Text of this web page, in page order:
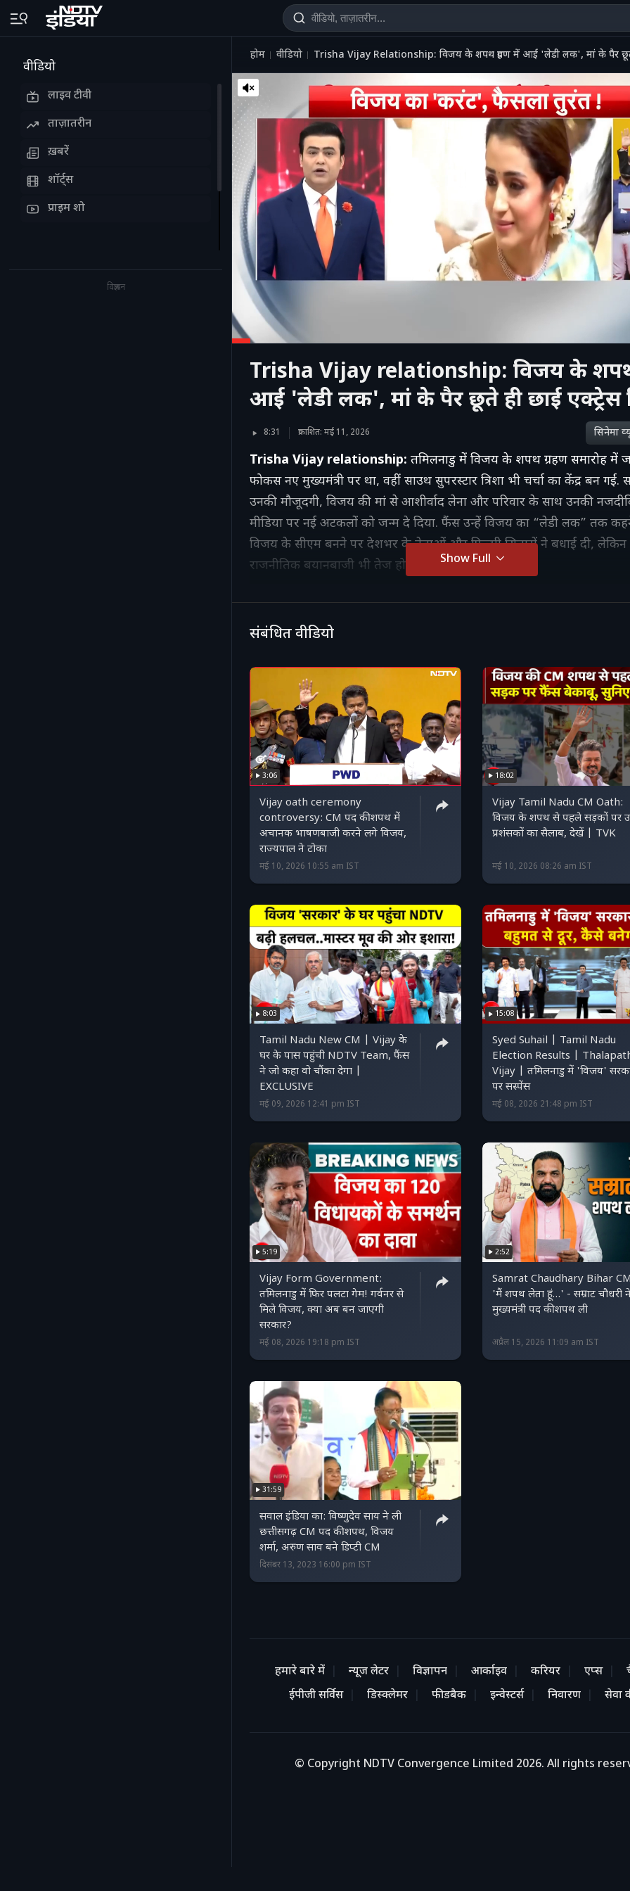
वीडियो
लाइव टीवी
ताज़ातरीन
ख़बरें
शॉर्ट्स
प्राइम शो
विज्ञापन
होम वीडियो Trisha Vijay Relationship: विजय के शपथ ग्रहण में आई 'लेडी लक', मां के पैर छूते
Trisha Vijay relationship: विजय के शपथ
आई 'लेडी लक', मां के पैर छूते ही छाई एक्ट्रेस
8:31 प्रकाशित: मई 11, 2026 सिनेमा
Trisha Vijay relationship: तमिलनाडु में विजय के शपथ ग्रहण समारोह में
फोकस नए मुख्यमंत्री पर था, वहीं साउथ सुपरस्टार त्रिशा भी चर्चा का केंद्र बन गईं.
उनकी मौजूदगी, विजय की मां से आशीर्वाद लेना और परिवार के साथ उनकी
मीडिया पर नई अटकलों को जन्म दे दिया. फैंस उन्हें विजय का “लेडी लक” तक
विजय के सीएम बनने पर देशभर के नेताओं और फिल्मी सितारों ने बधाई दी, लेकिन
राजनीतिक बयानबाजी भी तेज हो गई.
Show Full
संबंधित वीडियो
3:06
Vijay oath ceremony
controversy: CM पद की शपथ में
अचानक भाषणबाजी करने लगे विजय,
राज्यपाल ने टोका
मई 10, 2026 10:55 am IST
18:02
Vijay Tamil Nadu CM Oath:
विजय के शपथ से पहले सड़कों पर
प्रशंसकों का सैलाब, देखें | TVK
मई 10, 2026 08:26 am IST
8:03
Tamil Nadu New CM | Vijay के
घर के पास पहुंची NDTV Team, फैंस
ने जो कहा वो चौंका देगा |
EXCLUSIVE
मई 09, 2026 12:41 pm IST
15:08
Syed Suhail | Tamil Nadu
Election Results |
Vijay | तमिलनाडु में 'विजय'
पर सस्पेंस
मई 08, 2026 21:48 pm IST
5:19
Vijay Form Government:
तमिलनाडु में फिर पलटा गेम! गर्वनर से
मिले विजय, क्या अब बन जाएगी
सरकार?
मई 08, 2026 19:18 pm IST
2:52
Samrat Chaudhary Bihar
'मैं शपथ लेता हूं…' - सम्राट चौधरी
मुख्यमंत्री पद की शपथ ली
अप्रैल 15, 2026 11:09 am IST
31:59
सवाल इंडिया का: विष्णुदेव साय ने ली
छत्तीसगढ़ CM पद की शपथ, विजय
शर्मा, अरुण साव बने डिप्टी CM
दिसंबर 13, 2023 16:00 pm IST
हमारे बारे में न्यूज लेटर विज्ञापन आर्काइव करियर एप्स
ईपीजी सर्विस
डिस्क्लेमर फीडबैक इन्वेस्टर्स निवारण सेवा
© Copyright NDTV Convergence Limited 2026. All rights